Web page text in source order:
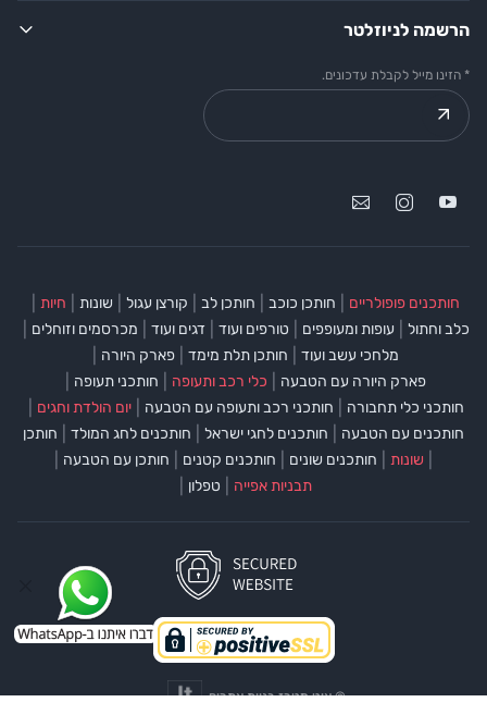
הרשמה לניוזלטר
* הזינו מייל לקבלת עדכונים.
חותכנים פופולריים חותכן כוכב חותכן לב קורצן עגול שונות חיות
כלב וחתול עופות ומעופפים טורפים ועוד דגים ועוד מכרסמים וזוחלים
מלחכי עשב ועוד חותכן תלת מימד פארק היורה
פארק היורה עם הטבעה כלי רכב ותעופה חותכני תעופה
חותכני כלי תחבורה חותכני רכב ותעופה עם הטבעה יום הולדת וחגים
חותכנים עם הטבעה חותכנים לחגי ישראל חותכנים לחג המולד חותכן
שונות חותכנים שונים חותכנים קטנים חותכן עם הטבעה
תבניות אפייה טפלון
© איט מטרז בניית אתרים